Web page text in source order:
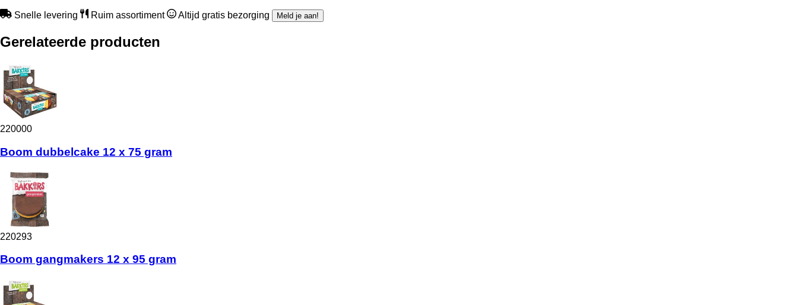
Snelle levering Ruim assortiment Altijd gratis bezorging Meld je aan!
Gerelateerde producten
220000
Boom dubbelcake 12 x 75 gram
220293
Boom gangmakers 12 x 95 gram